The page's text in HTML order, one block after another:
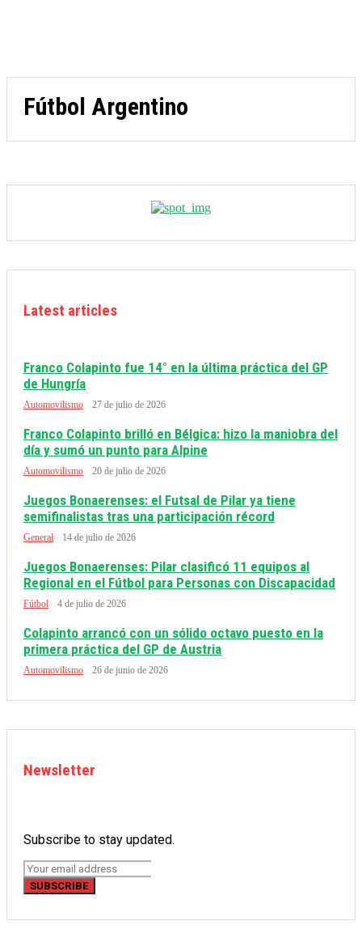
Fútbol Argentino
Latest articles
Franco Colapinto fue 14° en la última práctica del GP
de Hungría
Automovilismo 27 de julio de 2026
Franco Colapinto brilló en Bélgica: hizo la maniobra del
día y sumó un punto para Alpine
Automovilismo 20 de julio de 2026
Juegos Bonaerenses: el Futsal de Pilar ya tiene
semifinalistas tras una participación récord
General 14 de julio de 2026
Juegos Bonaerenses: Pilar clasificó 11 equipos al
Regional en el Fútbol para Personas con Discapacidad
Fútbol 4 de julio de 2026
Colapinto arrancó con un sólido octavo puesto en la
primera práctica del GP de Austria
Automovilismo 26 de junio de 2026
Newsletter
Subscribe to stay updated.
SUBSCRIBE